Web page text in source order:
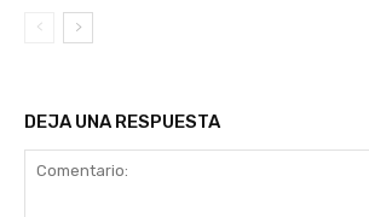
DEJA UNA RESPUESTA